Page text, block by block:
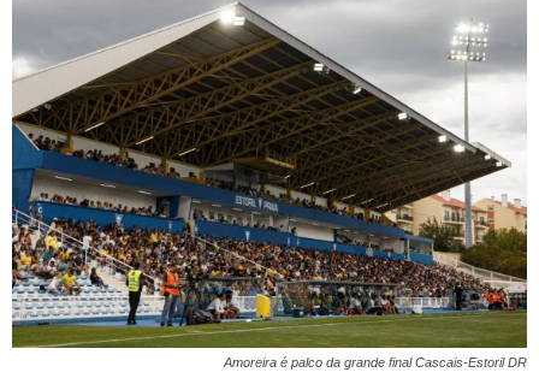
Amoreira é palco da grande final Cascais-Estoril DR